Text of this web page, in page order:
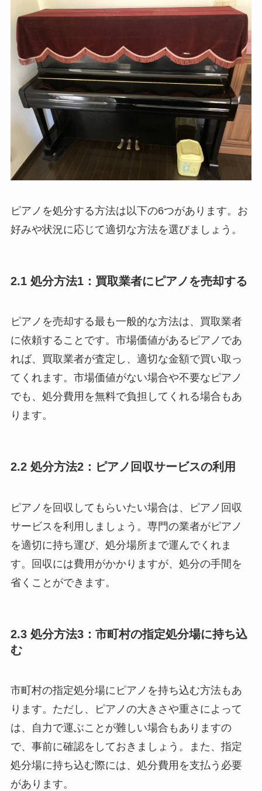
ピアノを処分する方法は以下の6つがあります。お
好みや状況に応じて適切な方法を選びましょう。
2.1 処分方法1：買取業者にピアノを売却する
ピアノを売却する最も一般的な方法は、買取業者
に依頼することです。市場価値があるピアノであ
れば、買取業者が査定し、適切な金額で買い取っ
てくれます。市場価値がない場合や不要なピアノ
でも、処分費用を無料で負担してくれる場合もあ
ります。
2.2 処分方法2：ピアノ回収サービスの利用
ピアノを回収してもらいたい場合は、ピアノ回収
サービスを利用しましょう。専門の業者がピアノ
を適切に持ち運び、処分場所まで運んでくれま
す。回収には費用がかかりますが、処分の手間を
省くことができます。
2.3 処分方法3：市町村の指定処分場に持ち込
む
市町村の指定処分場にピアノを持ち込む方法もあ
ります。ただし、ピアノの大きさや重さによって
は、自力で運ぶことが難しい場合もありますの
で、事前に確認をしておきましょう。また、指定
処分場に持ち込む際には、処分費用を支払う必要
があります。